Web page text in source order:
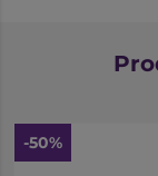
- Periodos de
de concentração
- Crianças
-50%